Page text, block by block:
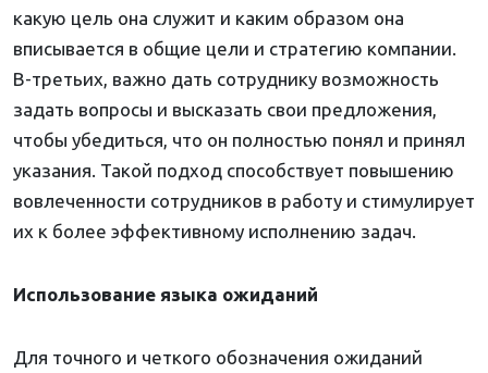
какую цель она служит и каким образом она
вписывается в общие цели и стратегию компании.
В-третьих, важно дать сотруднику возможность
задать вопросы и высказать свои предложения,
чтобы убедиться, что он полностью понял и принял
указания. Такой подход способствует повышению
вовлеченности сотрудников в работу и стимулирует
их к более эффективному исполнению задач.
Использование языка ожиданий
Для точного и четкого обозначения ожиданий